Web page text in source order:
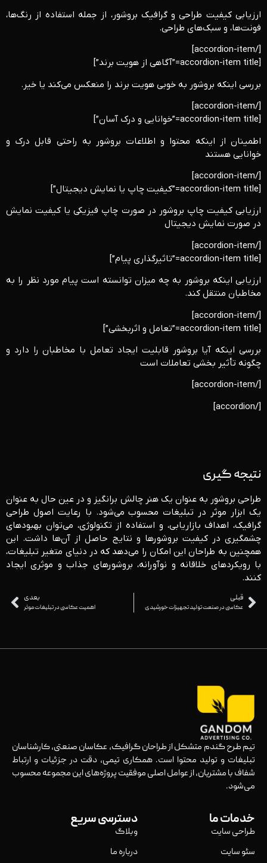
ارزیابی کیفیت طراحی و گرافیک بروشور، از جمله استفاده از رنگ‌ها،
فونت‌ها، و سبک‌های طراحی.
[/accordion-item]
[accordion-item title=”آگاهی از هویت برند”]
بررسی اینکه بروشور به خوبی هویت برند را منعکس می‌کند یا خیر.
[/accordion-item]
[accordion-item title=”خوانایی و درک آسان”]
اطمینان از اینکه محتوا و اطلاعات بروشور به راحتی قابل درک و
خوانایی هستند
[/accordion-item]
[accordion-item title=”کیفیت چاپ یا نمایش دیجیتال”]
ارزیابی کیفیت چاپ بروشور در صورت چاپ فیزیکی یا کیفیت نمایش
در صورت نمایش دیجیتال
[/accordion-item]
[accordion-item title=”تاثیرگذاری پیام”]
ارزیابی اینکه بروشور به چه میزان توانسته است پیام مورد نظر را به
مخاطبان منتقل کند.
[/accordion-item]
[accordion-item title=”تعامل و اثربخشی”]
بررسی اینکه آیا بروشور قابلیت ایجاد تعامل با مخاطبان را دارد و
چگونه تأثیر بخشی تعاملات است
[/accordion-item]
[/accordion]
نتیجه ‌گیری
طراحی بروشور به عنوان یک هنر چالش‌ برانگیز و در عین حال به ‌عنوان
یک ابزار موثر در تبلیغات محسوب می‌شود. با رعایت اصول طراحی
گرافیک، اهداف بازاریابی، و استفاده از تکنولوژی، می‌توان بهبودهای
چشمگیری در کیفیت بروشورها و نتایج حاصل از آن‌ها داشت. این
همچنین به طراحان این امکان را می‌دهد که در دنیای متغیر تبلیغات،
با رویکردهای خلاقانه و نوآورانه، بروشورهای جذاب و موثری ایجاد
کنند.
قبلی
عکاسی در صنعت تولید تجهیزات خورشیدی
بعدی
اهمیت عکاسی در تبلیغات موثر
تیم طرح گندم متشکل از طراحان گرافیک، عکاسان صنعتی، کارشناسان
تبلیغات و تولید محتوا است. همکاری تیمی، دقت در جزئیات و ارتباط
شفاف با مشتریان، از عوامل اصلی موفقیت پروژه‌های این مجموعه محسوب
می‌شود.
خدمات ما
طراحی سایت
سئو سایت
دسترسی سریع
وبلاگ
درباره ما